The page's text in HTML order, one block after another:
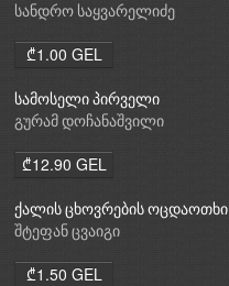
სანდრო საყვარელიძე
₾1.00 GEL
სამოსელი პირველი
გურამ დოჩანაშვილი
₾12.90 GEL
ქალის ცხოვრების ოცდაოთხი
საათი
შტეფან ცვაიგი
₾1.50 GEL